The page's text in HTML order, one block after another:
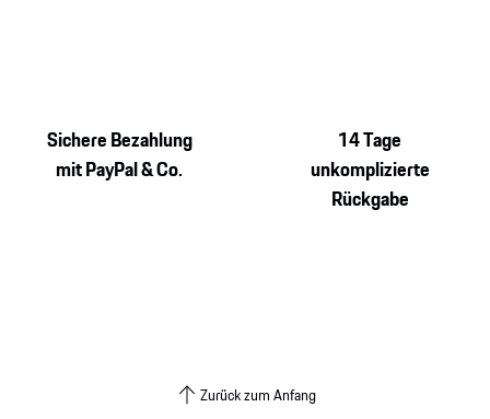
Sichere Bezahlung
mit PayPal & Co.
14 Tage
unkomplizierte
Rückgabe
Zurück zum Anfang